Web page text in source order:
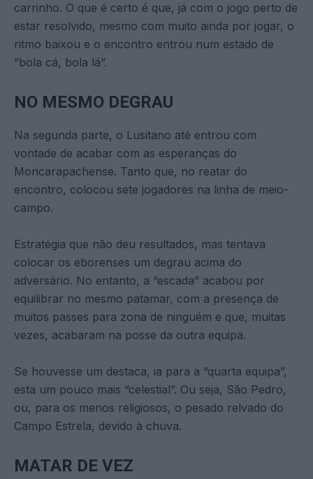
carrinho. O que é certo é que, já com o jogo perto de
estar resolvido, mesmo com muito ainda por jogar, o
ritmo baixou e o encontro entrou num estado de
“bola cá, bola lá”.
NO MESMO DEGRAU
Na segunda parte, o Lusitano até entrou com
vontade de acabar com as esperanças do
Moncarapachense. Tanto que, no reatar do
encontro, colocou sete jogadores na linha de meio-
campo.
Estratégia que não deu resultados, mas tentava
colocar os eborenses um degrau acima do
adversário. No entanto, a “escada” acabou por
equilibrar no mesmo patamar, com a presença de
muitos passes para zona de ninguém e que, muitas
vezes, acabaram na posse da outra equipa.
Se houvesse um destaca, ia para a “quarta equipa”,
esta um pouco mais “celestial”. Ou seja, São Pedro,
ou, para os menos religiosos, o pesado relvado do
Campo Estrela, devido à chuva.
MATAR DE VEZ